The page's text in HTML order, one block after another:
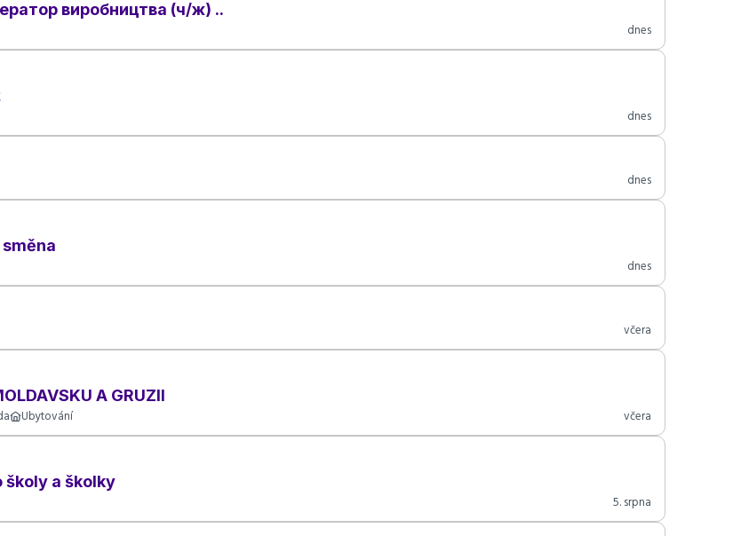
виробництва (ч/ж) ..
dnes
dnes
dnes
dnes
včera
A GRUZII
Ubytování včera
školy a školky
5. srpna